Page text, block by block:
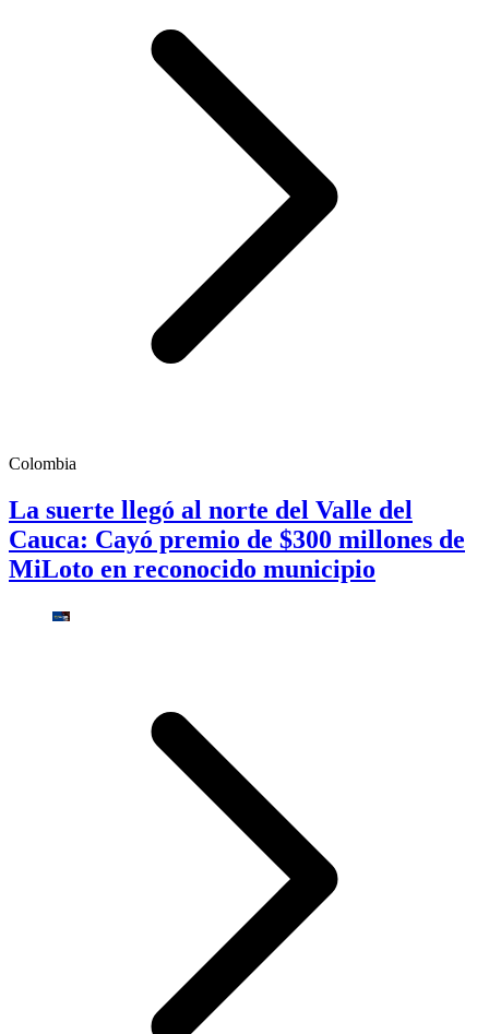
Colombia
La suerte llegó al norte del Valle del
Cauca: Cayó premio de $300 millones de
MiLoto en reconocido municipio